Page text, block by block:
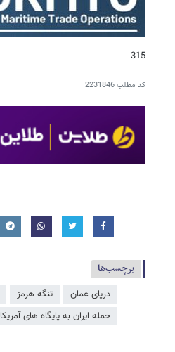
315
کد مطلب2231846
برچسب‌ها
دریای عمان تنگه هرمز
حمله ایران به پایگاه های آمریکا